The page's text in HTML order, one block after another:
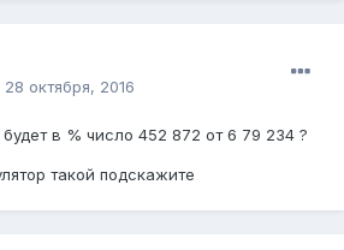
28 октября, 2016
в % число 452 872 от 6 79 234 ?
такой подскажите